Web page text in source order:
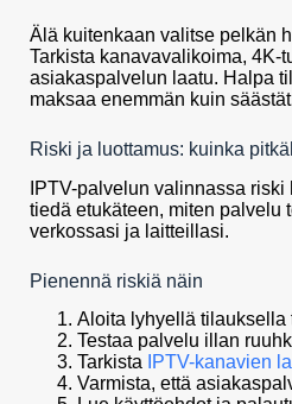
Älä kuitenkaan valitse pelkän
Tarkista kanavavalikoima, 4K-
asiakaspalvelun laatu. Halpa
maksaa enemmän kuin
Riski ja luottamus: kuinka
IPTV-palvelun valinnassa
tiedä etukäteen, miten palvelu
verkossasi ja laitteillasi.
Pienennä riskiä näin
Aloita lyhyellä tilauksella
Testaa palvelu illan
Tarkista IPTV-kanavien
Varmista, että